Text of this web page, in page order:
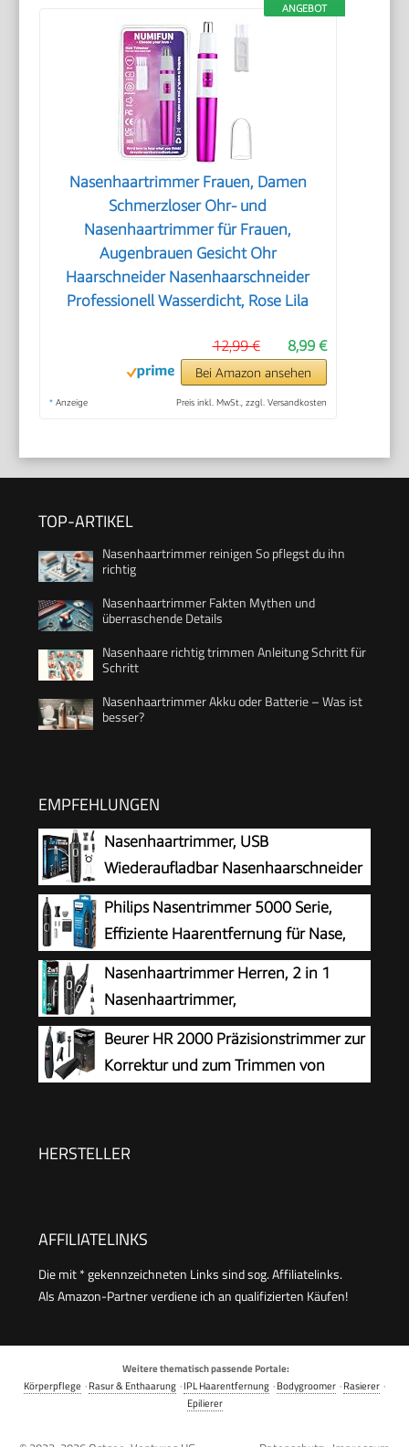
ANGEBOT
Nasenhaartrimmer Frauen, Damen
Schmerzloser Ohr- und
Nasenhaartrimmer für Frauen,
Augenbrauen Gesicht Ohr
Haarschneider Nasenhaarschneider
Professionell Wasserdicht, Rose Lila
8,99 €
12,99 €
Bei Amazon ansehen
* Anzeige Preis inkl. MwSt., zzgl. Versandkosten
TOP-ARTIKEL
Nasenhaartrimmer reinigen So pflegst du ihn
richtig
Nasenhaartrimmer Fakten Mythen und
überraschende Details
Nasenhaare richtig trimmen Anleitung Schritt für
Schritt
Nasenhaartrimmer Akku oder Batterie – Was ist
besser?
EMPFEHLUNGEN
Nasenhaartrimmer, USB
Wiederaufladbar Nasenhaarschneider
3 in 1 Set Ohrhaarschneider mit
Doppelschneideklingen, Professioneller
schmerzfreier Augenbrauen und
esichtshaartrimmer für Männer und Frauen
Philips Nasentrimmer 5000 Serie,
Effiziente Haarentfernung für Nase,
Ohren und Augenbrauen, mit
PrecisionTrim-Technologie, wasserdicht, Modell
NT5650/16
Nasenhaartrimmer Herren, 2 in 1
Nasenhaartrimmer,
Nasenhaarschneider,
Ohrhaarschneider, Augenbrauen-Lippenhaare
Schmerzloser Epilierer, IPX7 Waschbarer
Beurer HR 2000 Präzisionstrimmer zur
Korrektur und zum Trimmen von
Schneidaufsatz
HERSTELLER
AFFILIATELINKS
Die mit * gekennzeichneten Links sind sog. Affiliatelinks.
Als Amazon-Partner verdiene ich an qualifizierten Käufen!
Weitere thematisch passende Portale:
Körperpflege ·Rasur & Enthaarung ·IPL Haarentfernung ·Bodygroomer ·Rasierer ·
Epilierer